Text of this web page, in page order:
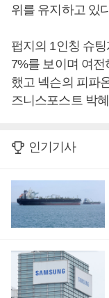
위를 유지하고 있
펍지의 1인칭 슈팅
7%를 보이며 여전
했고 넥슨의 피파
즈니스포스트 박
인기기사